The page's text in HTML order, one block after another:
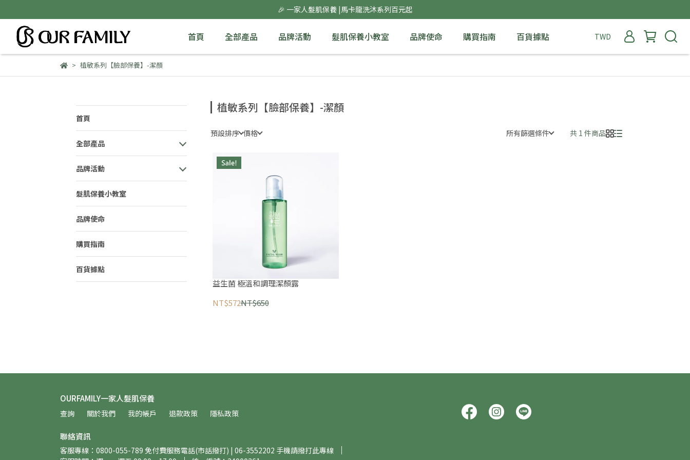
🎉 一家人髮肌保養 |馬卡龍洗沐系列百元起
首頁 全部產品 品牌活動 髮肌保養小教室 品牌使命 購買指南 百貨據點 TWD
植敏系列【臉部保養】-潔顏
首頁
全部產品
品牌活動
髮肌保養小教室
品牌使命
購買指南
百貨據點
植敏系列【臉部保養】-潔顏
預設排序 價格 所有篩選條件 共 1 件商品
益生菌 極溫和調理潔顏露
NT$572NT$650
OURFAMILY一家人髮肌保養
查詢 關於我們 我的帳戶 退款政策 隱私政策
聯絡資訊
客服專線：0800-055-789 免付費服務電話(市話撥打) | 06-3552202 手機請撥打此專線